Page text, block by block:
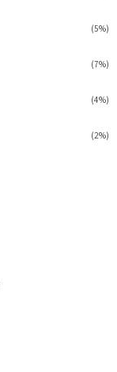
(5%)
(7%)
(4%)
(2%)